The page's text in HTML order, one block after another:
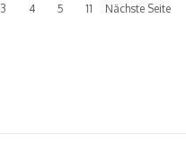
3 4 5 11 Nächste Seite